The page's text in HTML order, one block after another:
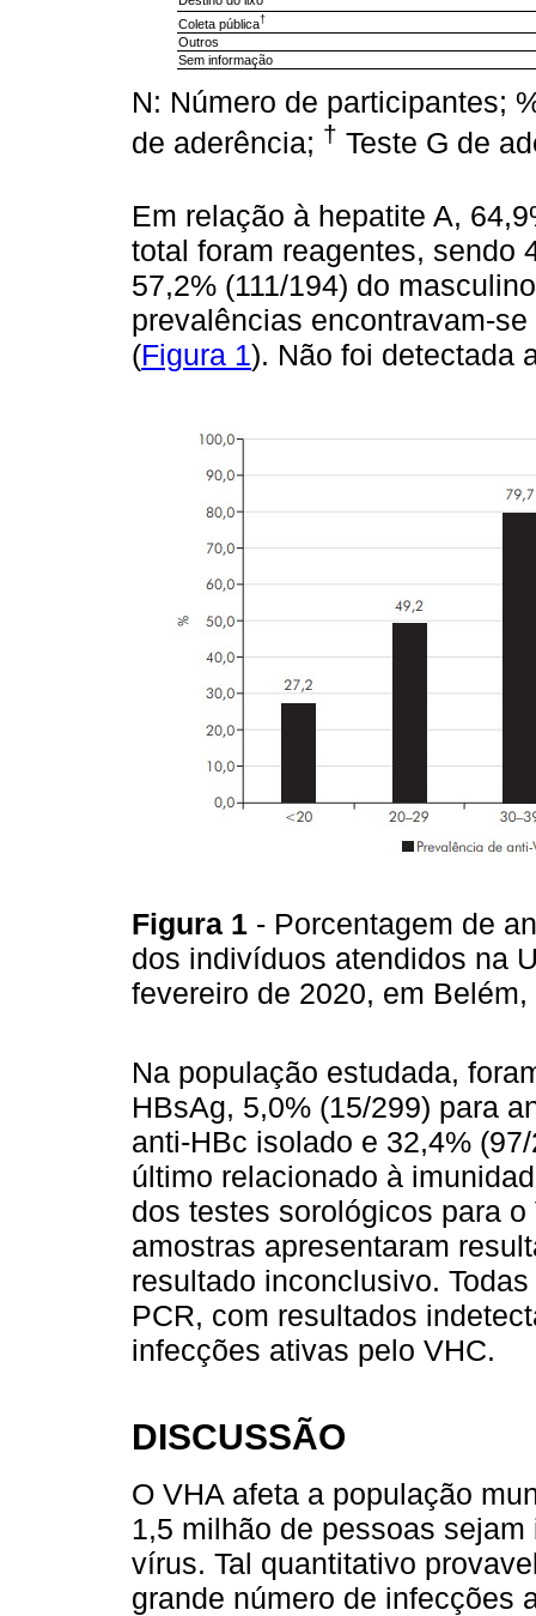
Coleta pública†
Outros
Sem informação
N: Número de participantes;
de aderência; † Teste G de
Em relação à hepatite A,
total foram reagentes, sendo
57,2% (111/194) do
prevalências encontravam-
(Figura 1). Não foi detectada
Figura 1 - Porcentagem de
dos indivíduos atendidos na
fevereiro de 2020, em
Na população estudada,
HBsAg, 5,0% (15/299) para
anti-HBc isolado e 32,4%
último relacionado à
dos testes sorológicos para
amostras apresentaram
resultado inconclusivo.
PCR, com resultados
infecções ativas pelo VHC.
DISCUSSÃO
O VHA afeta a população
1,5 milhão de pessoas
vírus. Tal quantitativo
grande número de infecções